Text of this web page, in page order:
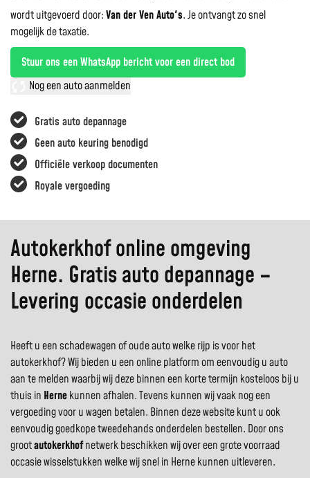
Gratis auto depannage
Geen auto keuring benodigd
Officiële verkoop documenten
Royale vergoeding
wordt uitgevoerd door:Van der Ven Auto's.Je ontvangt zo snel
mogelijk de taxatie.
Stuur ons een WhatsApp bericht voor een direct bod
Nog een auto aanmelden
Autokerkhof online omgeving
Herne. Gratis auto depannage –
Levering occasie onderdelen
Heeft u een schadewagen of oude auto welke rijp is voor het
autokerkhof? Wij bieden u een online platform om eenvoudig u auto
aan te melden waarbij wij deze binnen een korte termijn kosteloos bij u
thuis in Hernekunnen afhalen. Tevens kunnen wij vaak nog een
vergoeding voor u wagen betalen. Binnen deze website kunt u ook
eenvoudig goedkope tweedehands onderdelen bestellen. Door ons
grootautokerkhofnetwerk beschikken wij over een grote voorraad
occasie wisselstukken welke wij snel in Herne kunnen uitleveren.